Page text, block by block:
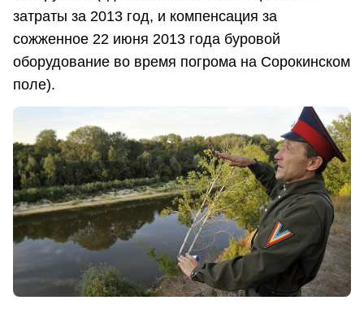
затраты за 2013 год, и компенсация за
сожженное 22 июня 2013 года буровой
оборудование во время погрома на Сорокинском
поле).